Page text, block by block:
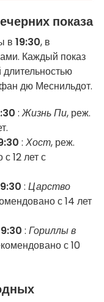
показа
в 19:30, в
Каждый показ
дю Меснильдот.
:Жизнь Пи, реж.
: Хост, реж.
12 лет с
: Царство
с 14 лет
: Гориллы в
с 10